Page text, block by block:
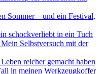
Sommer – und ein Festival,
schockverliebt in ein Tuch
Selbstversuch mit der
reicher gemacht haben
in meinen Werkzeugkoffer